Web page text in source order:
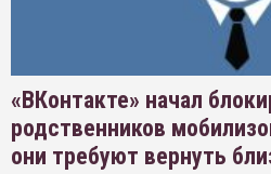
«ВКонтакте» начал
родственников
они требуют вернуть